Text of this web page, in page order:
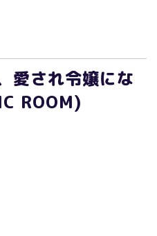
愛され令嬢にな
ROOM)